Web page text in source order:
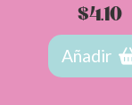
$4.10
Añadir